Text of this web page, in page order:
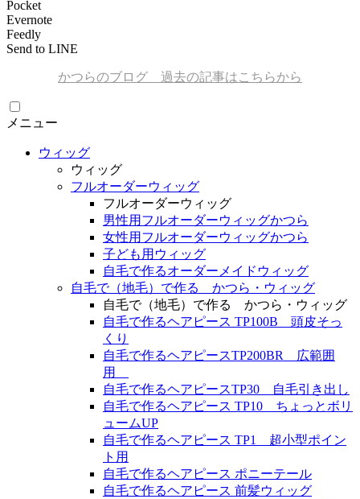
Pocket
Evernote
Feedly
Send to LINE
かつらのブログ 過去の記事はこちらから
メニュー
ウィッグ
ウィッグ
フルオーダーウィッグ
フルオーダーウィッグ
男性用フルオーダーウィッグかつら
女性用フルオーダーウィッグかつら
子ども用ウィッグ
自毛で作るオーダーメイドウィッグ
自毛で（地毛）で作る かつら・ウィッグ
自毛で（地毛）で作る かつら・ウィッグ
自毛で作るヘアピース TP100B 頭皮そっ
くり
自毛で作るヘアピースTP200BR 広範囲
用
自毛で作るヘアピースTP30 自毛引き出し
自毛で作るヘアピース TP10 ちょっとボリ
ュームUP
自毛で作るヘアピース TP1 超小型ポイン
ト用
自毛で作るヘアピース ポニーテール
自毛で作るヘアピース 前髪ウィッグ